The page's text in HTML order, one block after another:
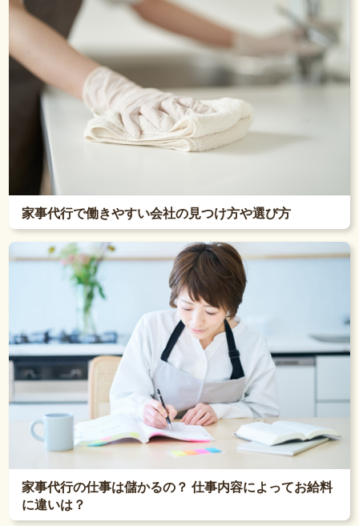
家事代行で働きやすい会社の見つけ方や選び方
家事代行の仕事は儲かるの？ 仕事内容によってお給料
に違いは？